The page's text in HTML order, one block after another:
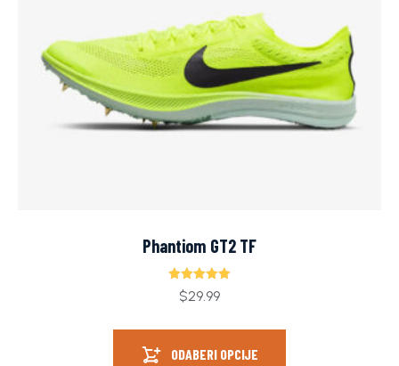
Phantiom GT2 TF
Ocjenjeno
5.00
$29.99
ODABERI OPCIJE